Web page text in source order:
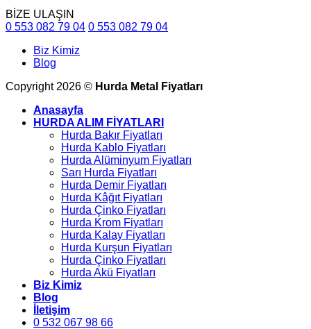
BİZE ULAŞIN
0 553 082 79 04 0 553 082 79 04
Biz Kimiz
Blog
Copyright 2026 © Hurda Metal Fiyatları
Anasayfa
HURDA ALIM FİYATLARI
Hurda Bakır Fiyatları
Hurda Kablo Fiyatları
Hurda Alüminyum Fiyatları
Sarı Hurda Fiyatları
Hurda Demir Fiyatları
Hurda Kâğıt Fiyatları
Hurda Çinko Fiyatları
Hurda Krom Fiyatları
Hurda Kalay Fiyatları
Hurda Kurşun Fiyatları
Hurda Çinko Fiyatları
Hurda Akü Fiyatları
Biz Kimiz
Blog
İletişim
0 532 067 98 66